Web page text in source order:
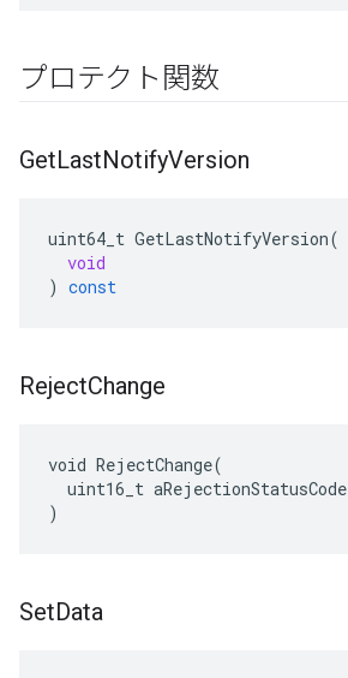
プロテクト関数
GetLastNotifyVersion
uint64_t GetLastNotifyVersion(
void
) const
RejectChange
void RejectChange(
  uint16_t aRejectionStatusCode
)
SetData